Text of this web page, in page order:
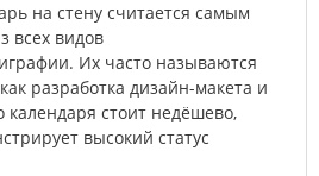
на стену считается самым
всех видов
Их часто называются
разработка дизайн-макета и
календаря стоит недёшево,
высокий статус